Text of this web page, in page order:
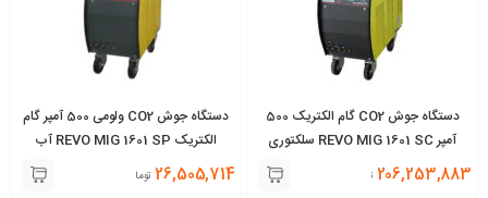
دستگاه جوش CO2 گام الکتریک 500
آمپر REVO MIG 1601 SC سلکتوری
هوا خنک206,253,883 تومان
دستگاه جوش CO2 ولومی 500 آمپر گام
الکتریک REVO MIG 1601 SP آب
26,505,714 تومان